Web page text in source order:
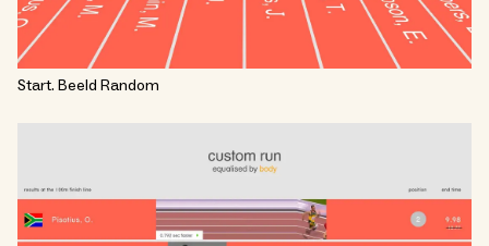
Start. Beeld Random